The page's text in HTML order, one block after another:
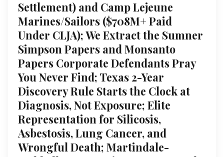
Settlement) and Camp Lejeune
Marines/Sailors ($708M+ Paid
Under CLJA); We Extract the Sumner
Simpson Papers and Monsanto
Papers Corporate Defendants Pray
You Never Find; Texas 2-Year
Discovery Rule Starts the Clock at
Diagnosis, Not Exposure; Elite
Representation for Silicosis,
Asbestosis, Lung Cancer, and
Wrongful Death; Martindale-